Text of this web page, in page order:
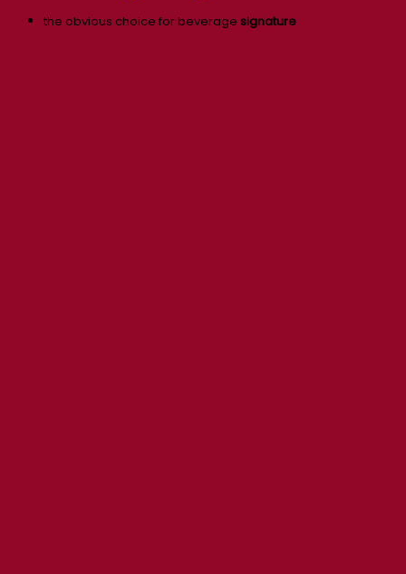
the obvious choice for beverage signature